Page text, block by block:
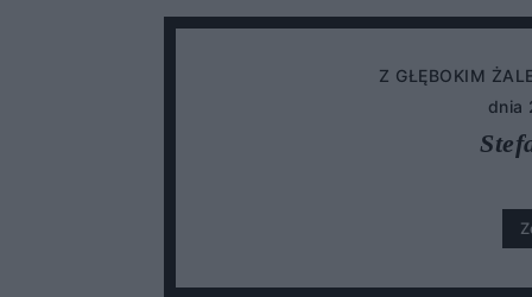
Z GŁĘBOKIM
dnia